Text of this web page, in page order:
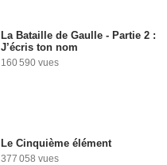
La Bataille de Gaulle - Partie 2 :
J’écris ton nom
160 590 vues
Le Cinquième élément
377 058 vues